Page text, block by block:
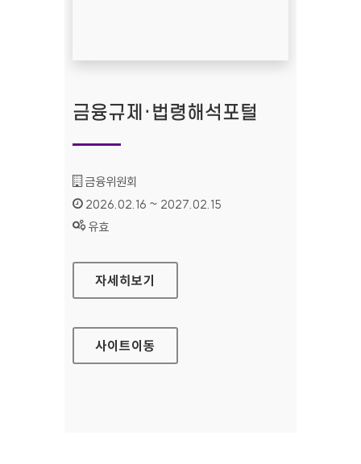
금융규제·법령해석포털
기관명 :
금융위원회
인증기간 :
2026.02.16 ~ 2027.02.15
상태 :
유효
금융규제·법령해석포털
자세히보기
사이트이동